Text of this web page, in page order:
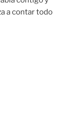
a contar todo